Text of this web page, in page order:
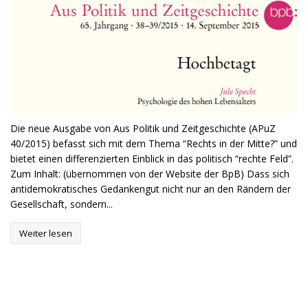
Die neue Ausgabe von Aus Politik und Zeitgeschichte (APuZ
40/2015) befasst sich mit dem Thema “Rechts in der Mitte?” und
bietet einen differenzierten Einblick in das politisch “rechte Feld”.
Zum Inhalt: (übernommen von der Website der BpB) Dass sich
antidemokratisches Gedankengut nicht nur an den Rändern der
Gesellschaft, sondern...
Weiter lesen